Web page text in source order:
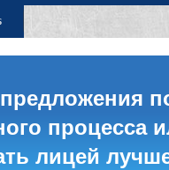
процесса
лицей